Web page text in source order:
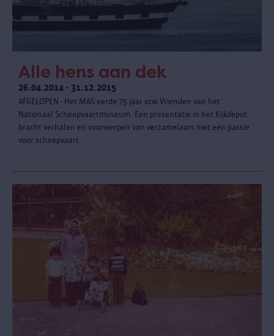
Alle hens aan dek
26.04.2014 - 31.12.2015
AFGELOPEN - Het MAS eerde 75 jaar vzw Vrienden van het
Nationaal Scheepvaartmuseum. Een presentatie in het Kijkdepot
bracht verhalen en voorwerpen van verzamelaars met een passie
voor scheepvaart.